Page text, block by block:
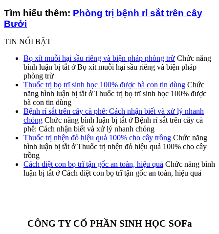
Tìm hiểu thêm: Phòng trị bệnh rỉ sắt trên cây
Bưởi
TIN NỔI BẬT
Bọ xít muỗi hại sầu riêng và biện pháp phòng trừ Chức năng
bình luận bị tắt ở Bọ xít muỗi hại sầu riêng và biện pháp
phòng trừ
Thuốc trị bọ trĩ sinh học 100% được bà con tin dùng Chức
năng bình luận bị tắt ở Thuốc trị bọ trĩ sinh học 100% được
bà con tin dùng
Bệnh rỉ sắt trên cây cà phê: Cách nhận biết và xử lý nhanh
chóng Chức năng bình luận bị tắt ở Bệnh rỉ sắt trên cây cà
phê: Cách nhận biết và xử lý nhanh chóng
Thuốc trị nhện đỏ hiệu quả 100% cho cây trồng Chức năng
bình luận bị tắt ở Thuốc trị nhện đỏ hiệu quả 100% cho cây
trồng
Cách diệt con bọ trĩ tận gốc an toàn, hiệu quả Chức năng bình
luận bị tắt ở Cách diệt con bọ trĩ tận gốc an toàn, hiệu quả
CÔNG TY CỔ PHẦN SINH HỌC SOFa